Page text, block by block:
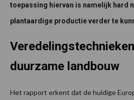
toepassing hiervan is namelijk hard
plantaardige productie verder te
duurzame landbouw
Het rapport erkent dat de huidige